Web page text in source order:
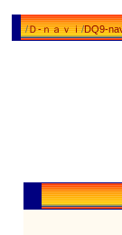
/Ｄ-ｎａｖｉ/DQ9-